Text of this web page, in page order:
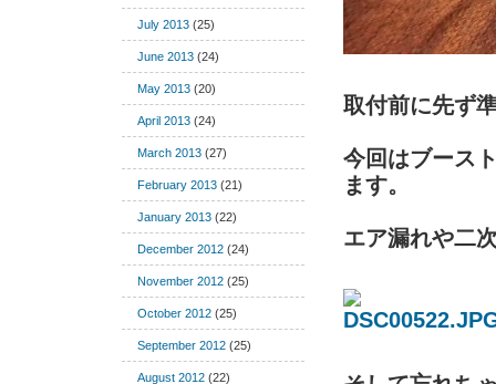
July 2013 (25)
June 2013 (24)
May 2013 (20)
April 2013 (24)
March 2013 (27)
February 2013 (21)
January 2013 (22)
December 2012 (24)
November 2012 (25)
October 2012 (25)
September 2012 (25)
August 2012 (22)
取付前に先ず
今回はブース
ます。
エア漏れや二